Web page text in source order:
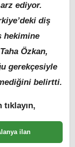
ediyor.
diş
hekimine
Özkan,
gerekçesiyle
belirtti.
ilan